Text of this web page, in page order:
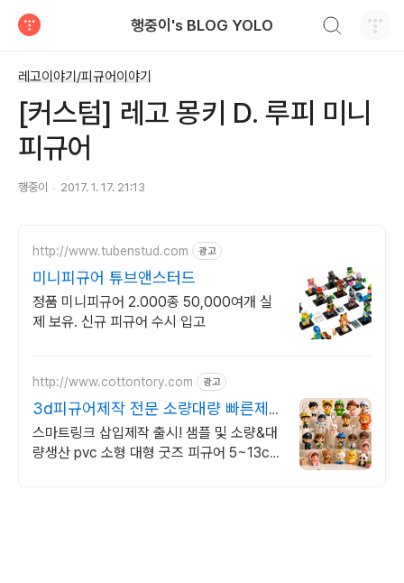
행중이's BLOG YOLO
레고이야기/피규어이야기
[커스텀] 레고 몽키 D. 루피 미니
피규어
행중이 2017. 1. 17. 21:13
http://www.tubenstud.com 광고
미니피규어 튜브앤스터드
정품 미니피규어 2.000종 50,000여개 실
제 보유. 신규 피규어 수시 입고
http://www.cottontory.com 광고
3d피규어제작 전문 소량대량 빠른제
작 및 빠른상담 판촉
스마트링크 삽입제작 출시! 샘플 및 소량&대
량생산 pvc 소형 대형 굿즈 피규어 5~13cm